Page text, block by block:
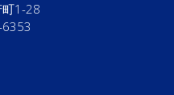
1-28